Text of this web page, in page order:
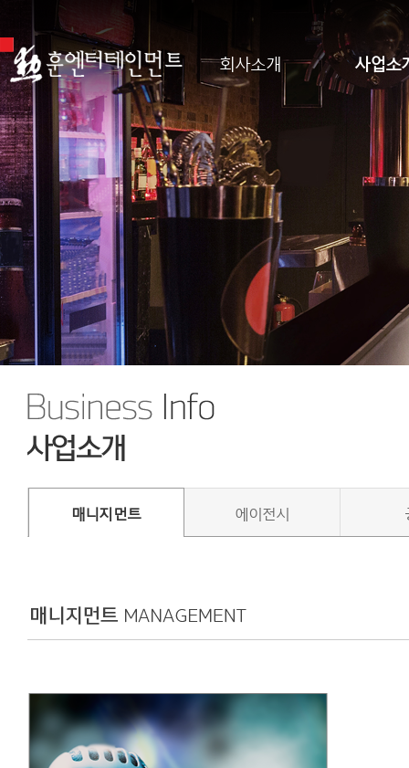
회사소개 사업소
매니지먼트 에이전시